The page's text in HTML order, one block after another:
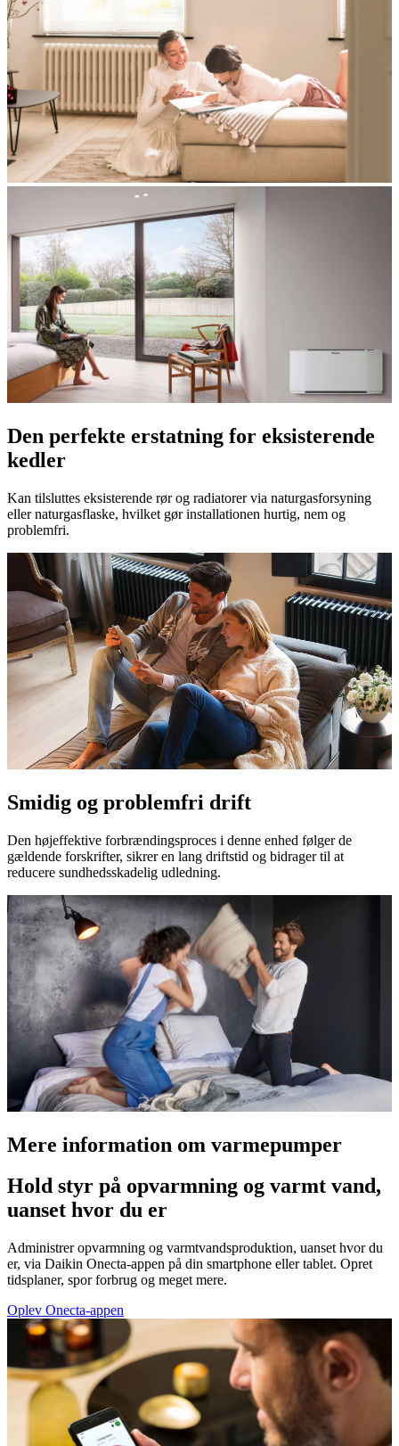
Den perfekte erstatning for eksisterende
kedler
Kan tilsluttes eksisterende rør og radiatorer via naturgasforsyning
eller naturgasflaske, hvilket gør installationen hurtig, nem og
problemfri.
Smidig og problemfri drift
Den højeffektive forbrændingsproces i denne enhed følger de
gældende forskrifter, sikrer en lang driftstid og bidrager til at
reducere sundhedsskadelig udledning.
Mere information om varmepumper
Hold styr på opvarmning og varmt vand,
uanset hvor du er
Administrer opvarmning og varmtvandsproduktion, uanset hvor du
er, via Daikin Onecta-appen på din smartphone eller tablet. Opret
tidsplaner, spor forbrug og meget mere.
Oplev Onecta-appen